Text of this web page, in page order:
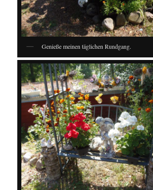
Genieße meinen täglichen Rundgang.